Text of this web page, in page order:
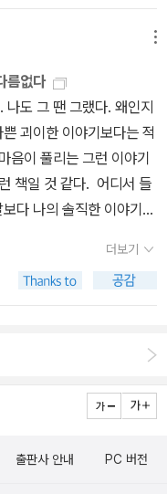
고, 나는 사형제도를 찬성
에 대한 모순은 누가 해결할
낌.
름없다
도 그 땐 그랬다. 왜인지
괴이한 이야기보다는 적
음이 풀리는 그런 이야기
책일 것 같다. 어디서 들
다 나의 솔직한 이야기를
바라보면 객관적인 거리
우연히 그것을 지나쳐
느낌이 든다. 네 저는 이런
타이틀에 혹하는 어린
목은 영 별로여도 내용이
프로필을 보다가 포복절
고 싶다. 요즘 루이즈 페
더보기
출판사 안내 PC 버전